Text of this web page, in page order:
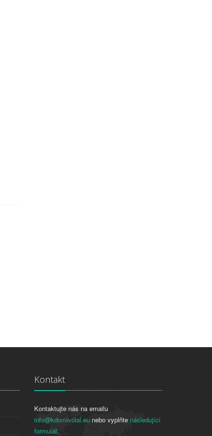
Kontakt
Kontaktujte nás na emailu
info@kdomivolal.eunebo vyplňte následující
formulář.